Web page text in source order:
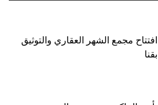
افتتاح مجمع الشهر العقاري والتوثيق
بقنا